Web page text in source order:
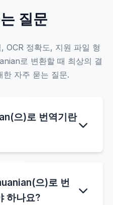
질문
OCR 정확도, 지원 파일 형
로 변환할 때 최상의 결
한 자주 묻는 질문.
으)로 번역기란
환하는 AI 도구입니
서 또는 표지판을 업
으)로 번
하나요?